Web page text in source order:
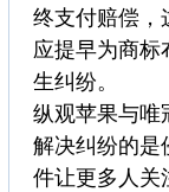
终支付赔偿，
应提早为商标
生纠纷。
纵观苹果与唯
解决纠纷的是
件让更多人关